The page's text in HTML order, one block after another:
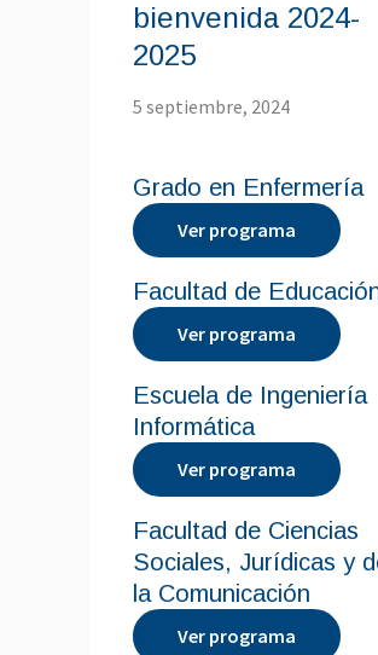
bienvenida 2024-
2025
5 septiembre, 2024
Grado en Enfermería
Ver programa
Facultad de
Ver programa
Escuela de Ingeniería
Informática
Ver programa
Facultad de Ciencias
Sociales, Jurídicas y
la Comunicación
Ver programa